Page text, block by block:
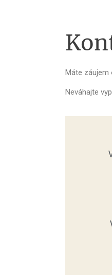
Máte záujem
Neváhajte